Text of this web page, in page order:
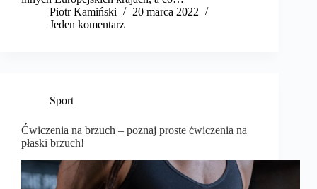
Piotr Kamiński
20 marca 2022
Jeden komentarz
Sport
Ćwiczenia na brzuch – poznaj proste ćwiczenia na
płaski brzuch!